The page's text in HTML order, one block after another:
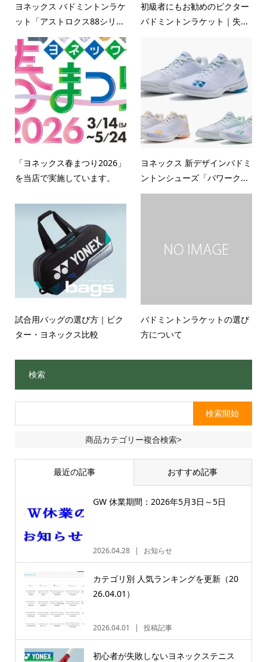
ヨネックス バドミントンラケ
ット「アストロクス88シリ...
初級者にもお勧めのビクター
バドミントンラケット｜失...
「ヨネックス春まつり2026」
を当店で実施しています。
ヨネックス 新デザインバドミ
ントンシューズ「パワーク...
試合用バッグの選び方｜ビク
ター・ヨネックス比較
バドミントンラケットの選び
方について
検索
商品カテゴリー複合検索>
最近の記事 おすすめ記事
GW 休業期間：2026年5月3日～5日
2026.04.28 お知らせ
カテゴリ別 人気ランキングを更新（20
26.04.01）
2026.04.01 投稿記事
初心者が失敗しないヨネックステニス